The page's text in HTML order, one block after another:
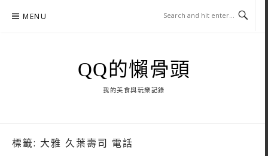
MENU
QQ的懶骨頭
我的美食與玩樂記錄
標籤: 大雅 久葉壽司 電話